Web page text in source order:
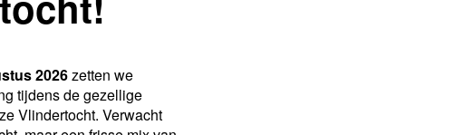
2026zetten we
tijdens de gezellige
Vlindertocht. Verwacht